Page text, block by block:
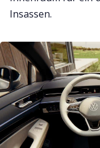
Insassen.